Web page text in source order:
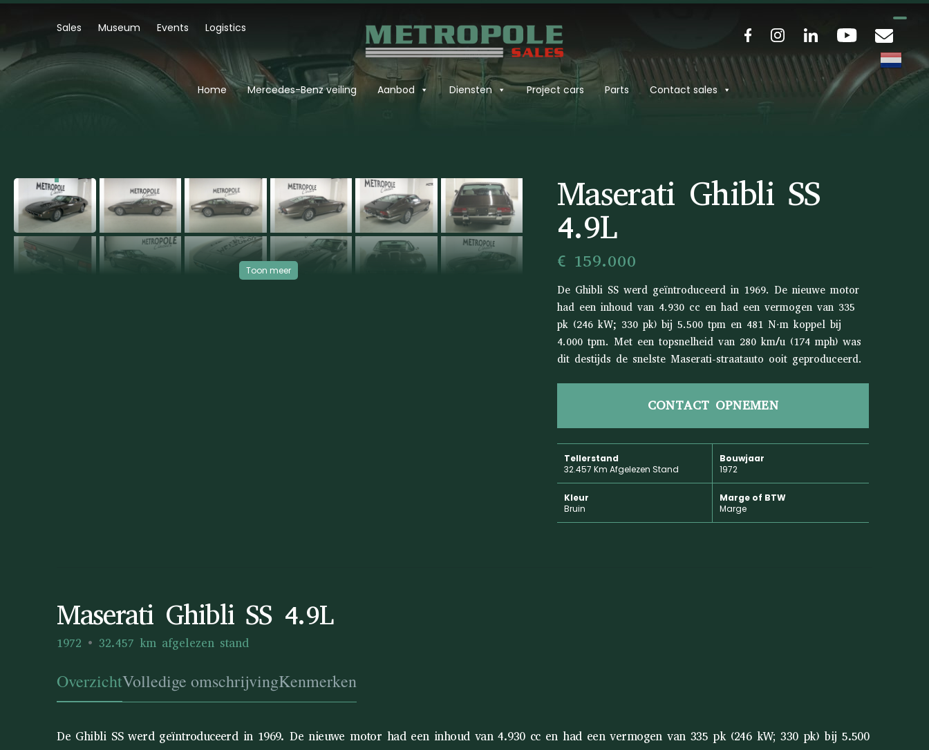
Sales Museum Events Logistics
Home Mercedes-Benz veiling Aanbod Diensten Project cars Parts Contact sales
‹ ›
Toon meer
Maserati Ghibli SS
4.9L
€ 159.000
De Ghibli SS werd geïntroduceerd in 1969. De nieuwe motor
had een inhoud van 4.930 cc en had een vermogen van 335
pk (246 kW; 330 pk) bij 5.500 tpm en 481 N⋅m koppel bij
4.000 tpm. Met een topsnelheid van 280 km/u (174 mph) was
dit destijds de snelste Maserati-straatauto ooit geproduceerd.
CONTACT OPNEMEN
Tellerstand
32.457 Km Afgelezen Stand
Bouwjaar
1972
Kleur
Bruin
Marge of BTW
Marge
Maserati Ghibli SS 4.9L
1972 32.457 km afgelezen stand
OverzichtVolledige omschrijvingKenmerken
De Ghibli SS werd geïntroduceerd in 1969. De nieuwe motor had een inhoud van 4.930 cc en had een vermogen van 335 pk (246 kW; 330 pk) bij 5.500